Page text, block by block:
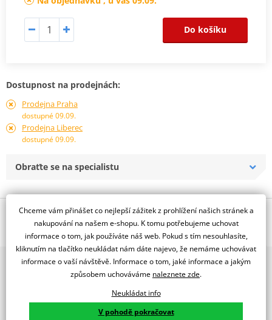
Do košíku
Dostupnost na prodejnách:
Prodejna Praha
dostupné 09.09.
Prodejna Liberec
dostupné 09.09.
Obraťte se na specialistu
Popis a parametry
Jsme autorizovaný
dealer značky EK + JT
Řetězová sada - řetěz EK, řada SRO6, těsněný O-kroužkem.
Ocelové kočeko a rozeta JT.
EK + JT
šedá
2x multibrand showroom
9 značek motocyklů, servis, oblečení, doplňky i náhradní
díly, to vše v Praze a Liberci
Více než 30 let zkušeností
Chceme vám přinášet co nejlepší zážitek z prohlížení našich stránek a
nakupování na našem e-shopu. K tomu potřebujeme uchovat
informace o tom, jak používáte náš web. Pokud s tím nesouhlasíte,
kliknutím na tlačítko neukládat nám dáte najevo, že nemáme uchovávat
informace o vaší návštěvě. Informace o tom, jaké informace a jakým
způsobem uchováváme naleznete zde.
Neukládat info
V pohodě pokračovat